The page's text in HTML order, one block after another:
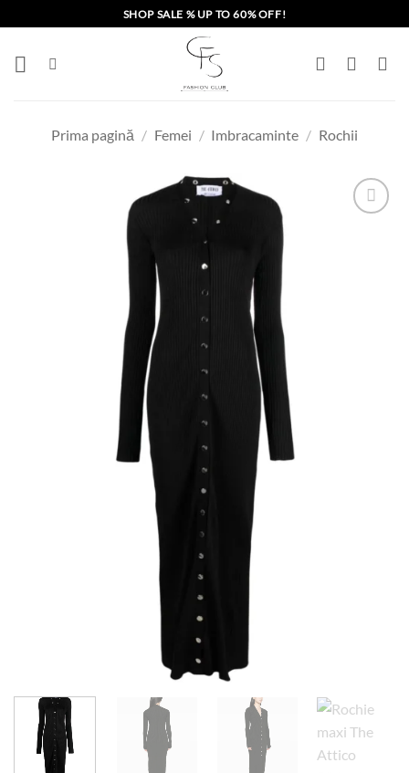
to
content
SHOP SALE % UP TO 60% OFF!
Prima pagină / Femei / Imbracaminte / Rochii